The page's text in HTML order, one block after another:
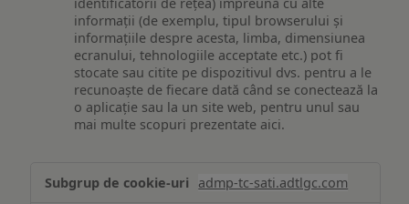
informații (de exemplu, tipul browserului și
informațiile despre acesta, limba, dimensiunea
ecranului, tehnologiile acceptate etc.) pot fi
stocate sau citite pe dispozitivul dvs. pentru a le
recunoaște de fiecare dată când se conectează la
o aplicație sau la un site web, pentru unul sau
mai multe scopuri prezentate aici.
și/sau
admp-tc-sati.adtlgc.com